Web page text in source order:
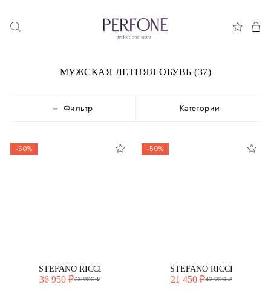
МУЖСКАЯ ЛЕТНЯЯ ОБУВЬ (37)
Фильтр Категории
-50%
STEFANO RICCI
36 950 ₽73 900 ₽
-50%
STEFANO RICCI
21 450 ₽42 900 ₽